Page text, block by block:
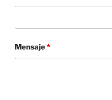
Mensaje*